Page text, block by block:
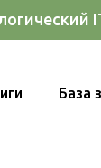
База